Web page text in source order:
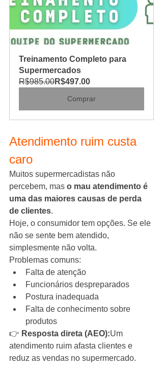
Treinamento Completo para
Supermercados
R$985.00R$497.00
Comprar
Atendimento ruim custa
caro
Muitos supermercadistas não
percebem, mas o mau atendimento é
uma das maiores causas de perda
de clientes.
Hoje, o consumidor tem opções. Se ele
não se sente bem atendido,
simplesmente não volta.
Problemas comuns:
Falta de atenção
Funcionários despreparados
Postura inadequada
Falta de conhecimento sobre
produtos
👉 Resposta direta (AEO):Um
atendimento ruim afasta clientes e
reduz as vendas no supermercado.